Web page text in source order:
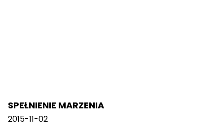
SPEŁNIENIE MARZENIA
2015-11-02